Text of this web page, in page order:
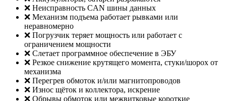
❌ Неисправность CAN шины данных
❌ Механизм подъема работает рывками или
неравномерно
❌ Погрузчик теряет мощность или работает с
ограничением мощности
❌ Слетает программное обеспечение в ЭБУ
❌ Резкое снижение крутящего момента, стуки/шорох от
механизма
❌ Перегрев обмоток и/или магнитопроводов
❌ Износ щёток и коллектора, искрение
❌ Обрывы обмоток или межвитковые короткие